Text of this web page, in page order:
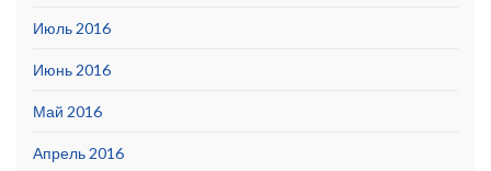
Июль 2016
Июнь 2016
Май 2016
Апрель 2016